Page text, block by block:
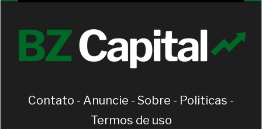
Contato - Anuncie - Sobre - Politicas -
Termos de uso